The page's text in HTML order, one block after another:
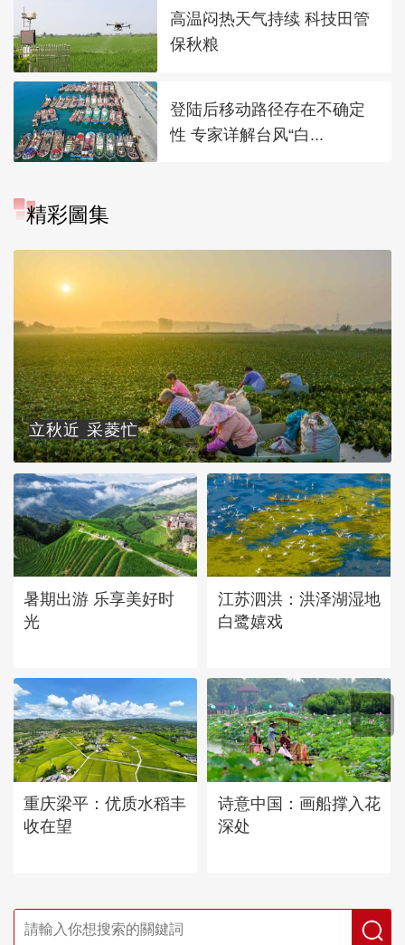
高温闷热天气持续 科技田管
保秋粮
登陆后移动路径存在不确定
性 专家详解台风“白...
精彩圖集
立秋近 采菱忙
暑期出游 乐享美好时
光
江苏泗洪：洪泽湖湿地
白鹭嬉戏
重庆梁平：优质水稻丰
收在望
诗意中国：画船撑入花
深处